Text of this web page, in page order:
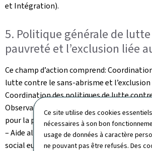
Ce site utilise des cookies essentiels
nécessaires à son bon
usage de données à caractère
ne pouvant pas être refusés. Des
et Intégration).
5. Politique générale de
pauvreté et l’exclusion liée
Ce champ d’action comprend:
lutte contre le sans-abrisme et
Coordination des politiques de lutte
Observatoire des politiques sociales –
pour la prévention et la lutte contre la
– Aide alimentaire et assistance matérielle
social européen plus) – Aide financière